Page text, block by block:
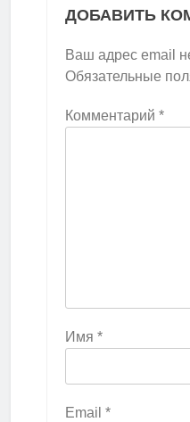
ДОБАВИТЬ
Ваш адрес email
Обязательные
Комментарий *
Имя *
Email *